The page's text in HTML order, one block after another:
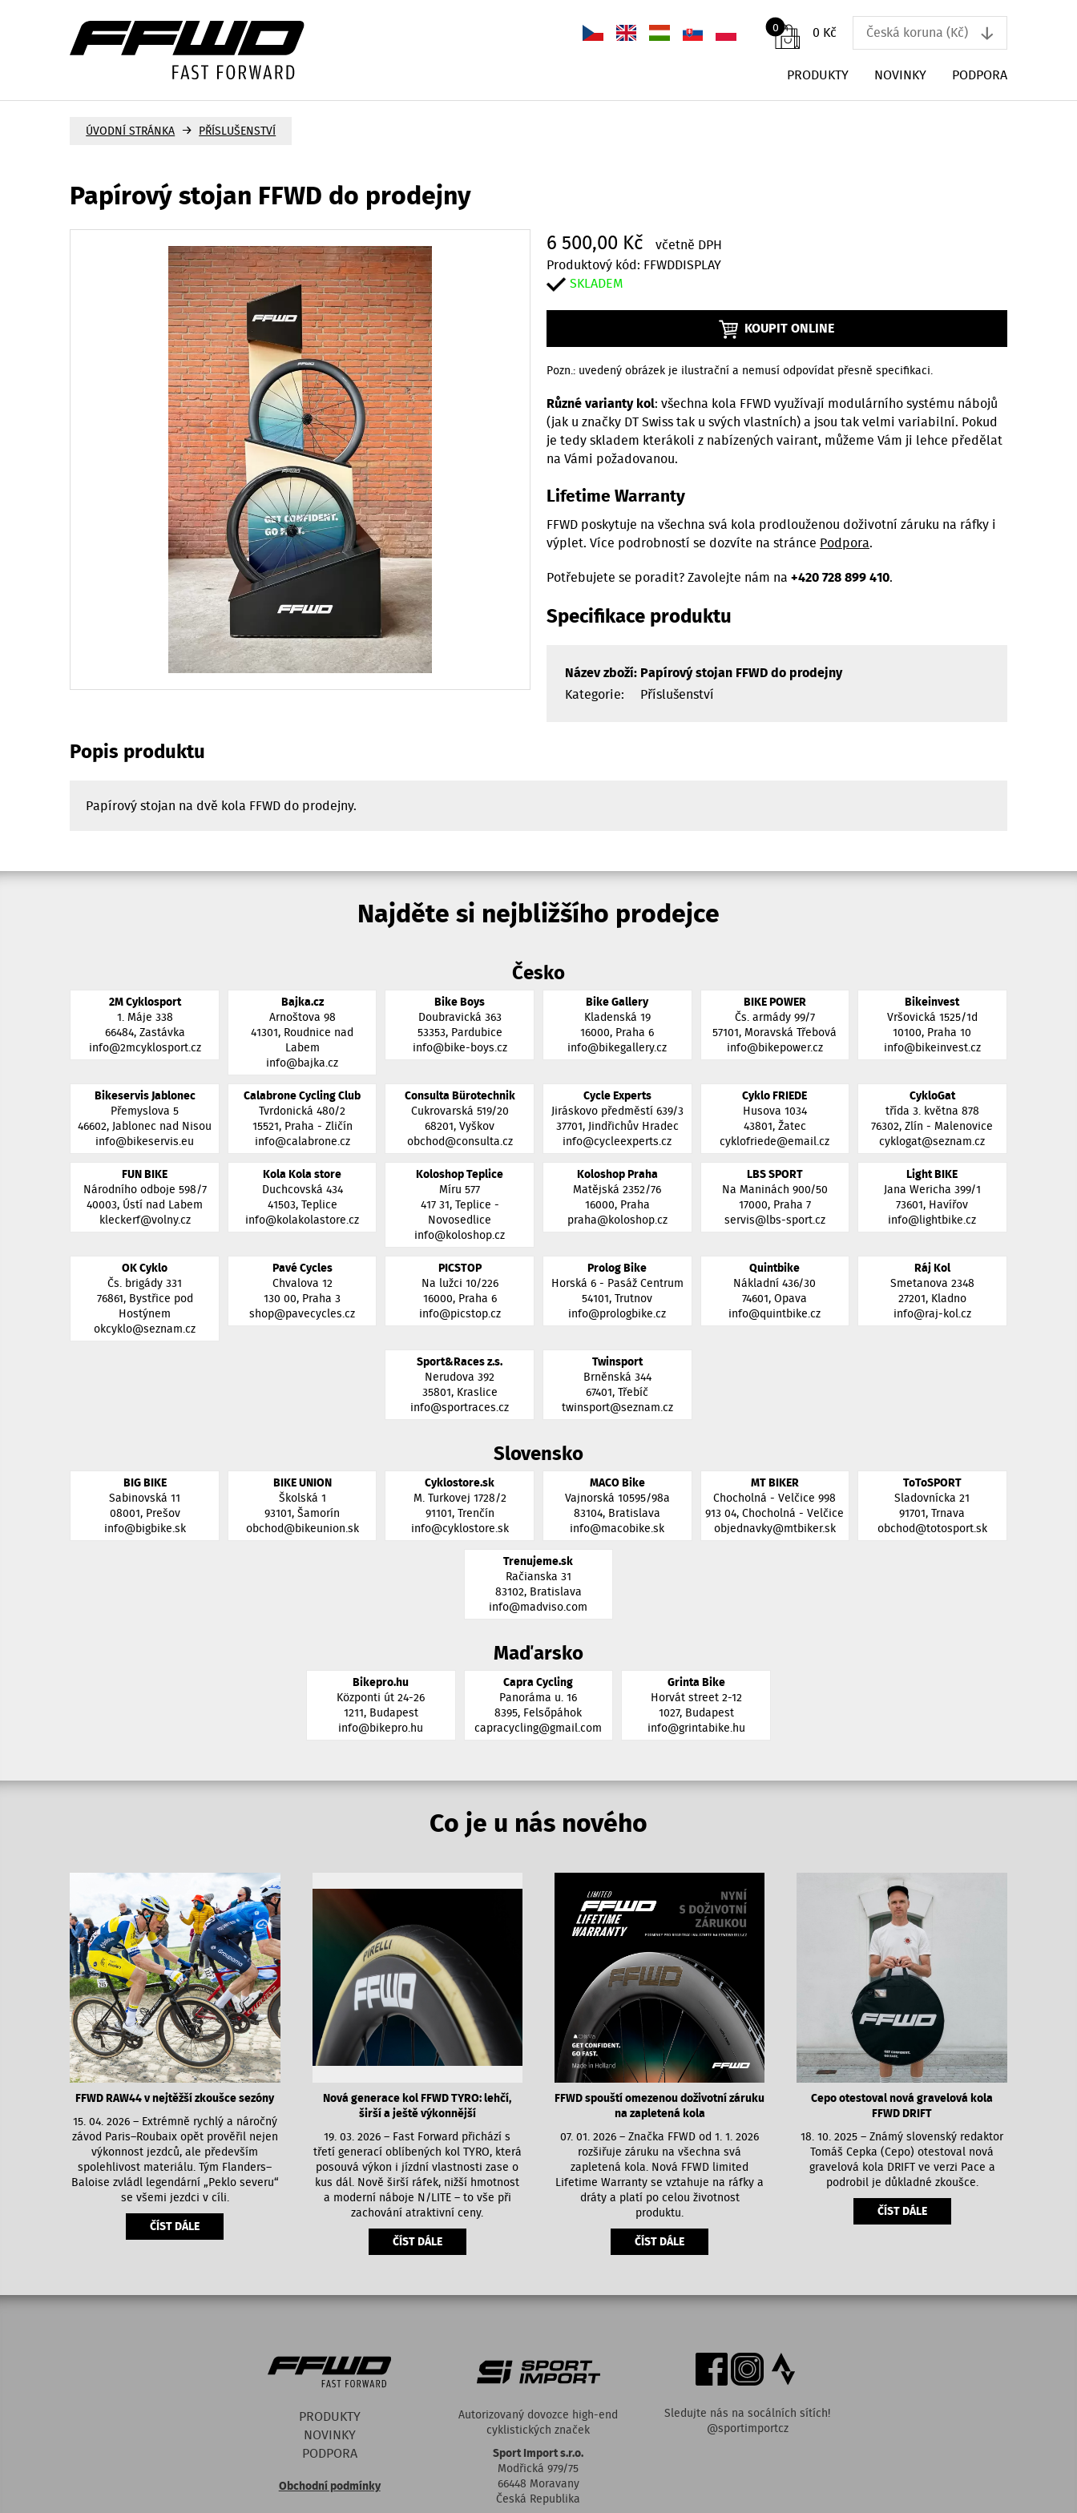
0 0 Kč Česká koruna (Kč) ↓
PRODUKTY NOVINKY PODPORA
ÚVODNÍ STRÁNKA → PŘÍSLUŠENSTVÍ
Papírový stojan FFWD do prodejny
6 500,00 Kč
včetně DPH
Produktový kód: FFWDDISPLAY
SKLADEM
KOUPIT ONLINE
Pozn.: uvedený obrázek je ilustrační a nemusí odpovídat přesně specifikaci.
Různé varianty kol: všechna kola FFWD využívají modulárního systému nábojů
(jak u značky DT Swiss tak u svých vlastních) a jsou tak velmi variabilní. Pokud
je tedy skladem kterákoli z nabízených vairant, můžeme Vám ji lehce předělat
na Vámi požadovanou.
Lifetime Warranty
FFWD poskytuje na všechna svá kola prodlouženou doživotní záruku na ráfky i
výplet. Více podrobností se dozvíte na stránce Podpora.
Potřebujete se poradit? Zavolejte nám na +420 728 899 410.
Specifikace produktu
Název zboží: Papírový stojan FFWD do prodejny
Kategorie:
Příslušenství
Popis produktu
Papírový stojan na dvě kola FFWD do prodejny.
Najděte si nejbližšího prodejce
Česko
2M Cyklosport
1. Máje 338
66484, Zastávka
info@2mcyklosport.cz
Bajka.cz
Arnoštova 98
41301, Roudnice nad
Labem
info@bajka.cz
Bike Boys
Doubravická 363
53353, Pardubice
info@bike-boys.cz
Bike Gallery
Kladenská 19
16000, Praha 6
info@bikegallery.cz
BIKE POWER
Čs. armády 99/7
57101, Moravská Třebová
info@bikepower.cz
Bikeinvest
Vršovická 1525/1d
10100, Praha 10
info@bikeinvest.cz
Bikeservis Jablonec
Přemyslova 5
46602, Jablonec nad Nisou
info@bikeservis.eu
Calabrone Cycling Club
Tvrdonická 480/2
15521, Praha - Zličín
info@calabrone.cz
Consulta Bürotechnik
Cukrovarská 519/20
68201, Vyškov
obchod@consulta.cz
Cycle Experts
Jiráskovo předměstí 639/3
37701, Jindřichův Hradec
info@cycleexperts.cz
Cyklo FRIEDE
Husova 1034
43801, Žatec
cyklofriede@email.cz
CykloGat
třída 3. května 878
76302, Zlín - Malenovice
cyklogat@seznam.cz
FUN BIKE
Národního odboje 598/7
40003, Ústí nad Labem
kleckerf@volny.cz
Kola Kola store
Duchcovská 434
41503, Teplice
info@kolakolastore.cz
Koloshop Teplice
Míru 577
417 31, Teplice -
Novosedlice
info@koloshop.cz
Koloshop Praha
Matějská 2352/76
16000, Praha
praha@koloshop.cz
LBS SPORT
Na Maninách 900/50
17000, Praha 7
servis@lbs-sport.cz
Light BIKE
Jana Wericha 399/1
73601, Havířov
info@lightbike.cz
OK Cyklo
Čs. brigády 331
76861, Bystřice pod
Hostýnem
okcyklo@seznam.cz
Pavé Cycles
Chvalova 12
130 00, Praha 3
shop@pavecycles.cz
PICSTOP
Na lužci 10/226
16000, Praha 6
info@picstop.cz
Prolog Bike
Horská 6 - Pasáž Centrum
54101, Trutnov
info@prologbike.cz
Quintbike
Nákladní 436/30
74601, Opava
info@quintbike.cz
Ráj Kol
Smetanova 2348
27201, Kladno
info@raj-kol.cz
Sport&Races z.s.
Nerudova 392
35801, Kraslice
info@sportraces.cz
Twinsport
Brněnská 344
67401, Třebíč
twinsport@seznam.cz
Slovensko
BIG BIKE
Sabinovská 11
08001, Prešov
info@bigbike.sk
BIKE UNION
Školská 1
93101, Šamorín
obchod@bikeunion.sk
Cyklostore.sk
M. Turkovej 1728/2
91101, Trenčín
info@cyklostore.sk
MACO Bike
Vajnorská 10595/98a
83104, Bratislava
info@macobike.sk
MT BIKER
Chocholná - Velčice 998
913 04, Chocholná - Velčice
objednavky@mtbiker.sk
ToToSPORT
Sladovnícka 21
91701, Trnava
obchod@totosport.sk
Trenujeme.sk
Račianska 31
83102, Bratislava
info@madviso.com
Maďarsko
Bikepro.hu
Központi út 24-26
1211, Budapest
info@bikepro.hu
Capra Cycling
Panoráma u. 16
8395, Felsőpáhok
capracycling@gmail.com
Grinta Bike
Horvát street 2-12
1027, Budapest
info@grintabike.hu
Co je u nás nového
FFWD RAW44 v nejtěžší zkoušce sezóny
15. 04. 2026 – Extrémně rychlý a náročný
závod Paris–Roubaix opět prověřil nejen
výkonnost jezdců, ale především
spolehlivost materiálu. Tým Flanders–
Baloise zvládl legendární „Peklo severu“
se všemi jezdci v cíli.
ČÍST DÁLE
Nová generace kol FFWD TYRO: lehčí,
širší a ještě výkonnější
19. 03. 2026 – Fast Forward přichází s
třetí generací oblíbených kol TYRO, která
posouvá výkon i jízdní vlastnosti zase o
kus dál. Nově širší ráfek, nižší hmotnost
a moderní náboje N/LITE – to vše při
zachování atraktivní ceny.
ČÍST DÁLE
FFWD spouští omezenou doživotní záruku
na zapletená kola
07. 01. 2026 – Značka FFWD od 1. 1. 2026
rozšiřuje záruku na všechna svá
zapletená kola. Nová FFWD limited
Lifetime Warranty se vztahuje na ráfky a
dráty a platí po celou životnost
produktu.
ČÍST DÁLE
Cepo otestoval nová gravelová kola
FFWD DRIFT
18. 10. 2025 – Známý slovenský redaktor
Tomáš Cepka (Cepo) otestoval nová
gravelová kola DRIFT ve verzi Pace a
podrobil je důkladné zkoušce.
ČÍST DÁLE
PRODUKTY
NOVINKY
PODPORA
Obchodní podmínky
Autorizovaný dovozce high-end
cyklistických značek
Sport Import s.r.o.
Modřická 979/75
66448 Moravany
Česká Republika
Sledujte nás na socálních sítích!
@sportimportcz